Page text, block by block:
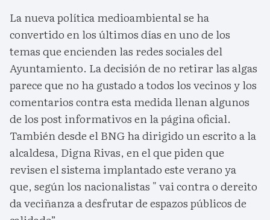
La nueva política medioambiental se ha
convertido en los últimos días en uno de los
temas que encienden las redes sociales del
Ayuntamiento. La decisión de no retirar las algas
parece que no ha gustado a todos los vecinos y los
comentarios contra esta medida llenan algunos
de los post informativos en la página oficial.
También desde el BNG ha dirigido un escrito a la
alcaldesa, Digna Rivas, en el que piden que
revisen el sistema implantado este verano ya
que, según los nacionalistas " vai contra o dereito
da veciñanza a desfrutar de espazos públicos de